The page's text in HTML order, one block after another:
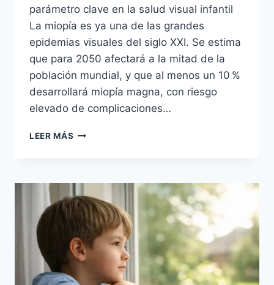
parámetro clave en la salud visual infantil
La miopía es ya una de las grandes
epidemias visuales del siglo XXI. Se estima
que para 2050 afectará a la mitad de la
población mundial, y que al menos un 10 %
desarrollará miopía magna, con riesgo
elevado de complicaciones…
LEER MÁS LONGITUD
GRÁFICOS
CENTILES
GLOBALES
CÓMO
TRANSFORMAN
LA
PREVENCIÓN